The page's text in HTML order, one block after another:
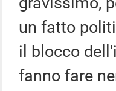
un fatto
il blocco
fanno fare